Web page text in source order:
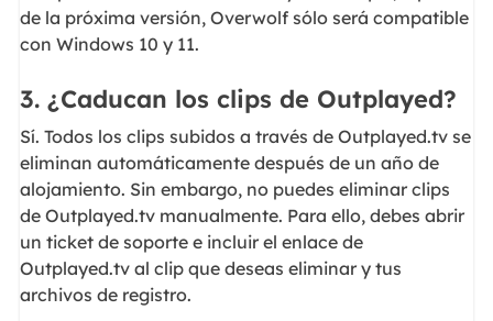
de la próxima versión, Overwolf sólo será compatible
con Windows 10 y 11.
3. ¿Caducan los clips de Outplayed?
Sí. Todos los clips subidos a través de Outplayed.tv se
eliminan automáticamente después de un año de
alojamiento. Sin embargo, no puedes eliminar clips
de Outplayed.tv manualmente. Para ello, debes abrir
un ticket de soporte e incluir el enlace de
Outplayed.tv al clip que deseas eliminar y tus
archivos de registro.